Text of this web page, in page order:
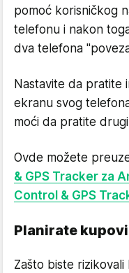
pomoć korisničkog
telefonu i nakon
dva telefona
Nastavite da pratite
ekranu svog
moći da pratite
Ovde možete
& GPS Tracker za
Control & GPS
Planirate
Zašto biste